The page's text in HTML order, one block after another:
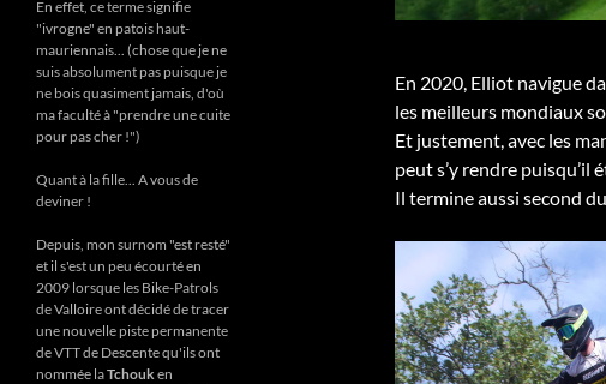
En 2020, Elliot navigue
les meilleurs mondiaux
Et justement, avec les
peut s’y rendre puisqu’il
Il termine aussi second
En effet, ce terme signifie
"ivrogne" en patois haut-
mauriennais... (chose que je ne
suis absolument pas puisque je
ne bois quasiment jamais, d'où
ma faculté à "prendre une cuite
pour pas cher !")
Quant à la fille... A vous de
deviner !
Depuis, mon surnom "est resté"
et il s'est un peu écourté en
2009 lorsque les Bike-Patrols
de Valloire ont décidé de tracer
une nouvelle piste permanente
de VTT de Descente qu'ils ont
nommée laTchouken